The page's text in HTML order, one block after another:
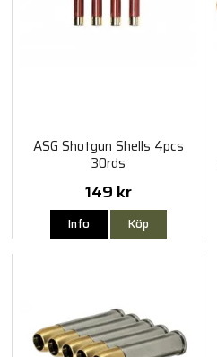
ASG Shotgun Shells 4pcs
30rds
149 kr
Info Köp